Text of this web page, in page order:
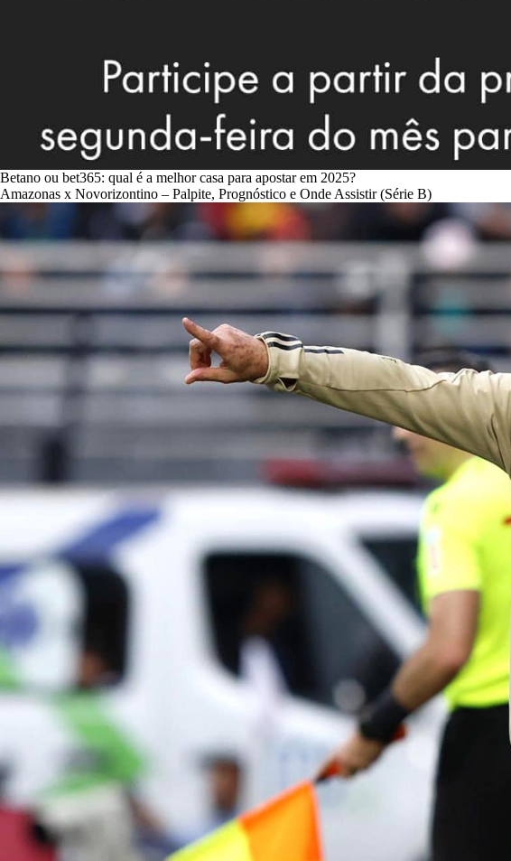
Betano ou bet365: qual é a melhor casa para apostar em 2025?
Amazonas x Novorizontino – Palpite, Prognóstico e Onde Assistir (Série B)